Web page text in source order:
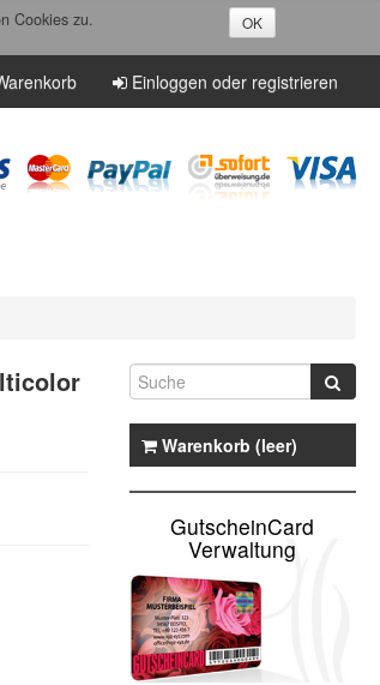
Cookies zu. OK
Einloggen oder registrieren
Warenkorb (leer)
GutscheinCard
Verwaltung